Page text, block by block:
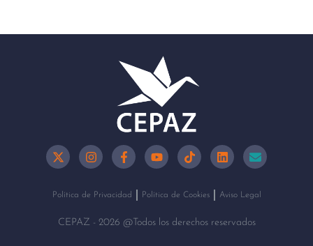
Política de Privacidad Política de Cookies Aviso Legal
CEPAZ - 2026 @Todos los derechos reservados